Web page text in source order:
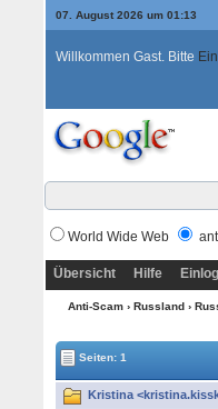
07. August 2026 um 01:13
Willkommen Gast. Bitte
World Wide Web
Übersicht Hilfe
Anti-Scam› Russland›
Seiten: 1
Kristina